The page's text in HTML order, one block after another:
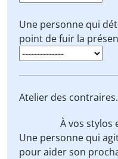
Une personne qui
point de fuir la
Atelier des
À vos
Une personne qui
pour aider son